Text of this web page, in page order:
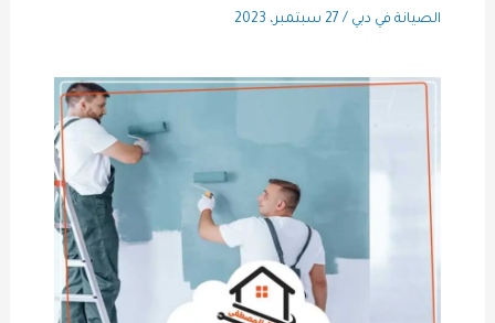
الصيانة في دبي / 27 سبتمبر، 2023